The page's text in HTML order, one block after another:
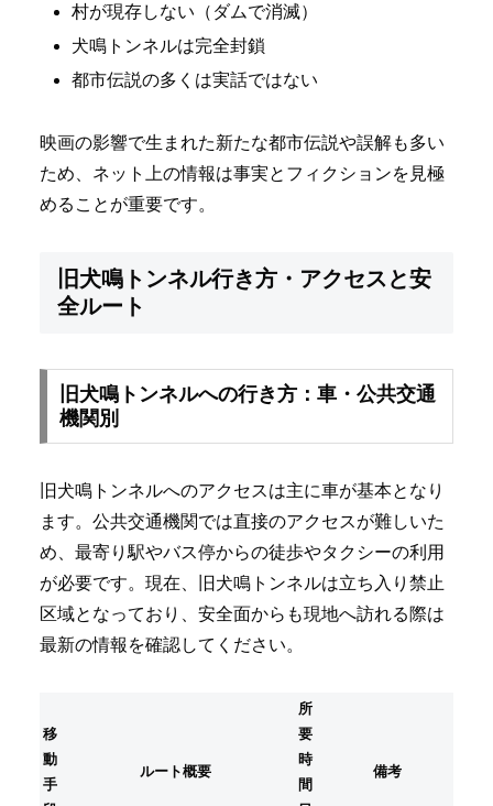
村が現存しない（ダムで消滅）
犬鳴トンネルは完全封鎖
都市伝説の多くは実話ではない
映画の影響で生まれた新たな都市伝説や誤解も多い
ため、ネット上の情報は事実とフィクションを見極
めることが重要です。
旧犬鳴トンネル行き方・アクセスと安
全ルート
旧犬鳴トンネルへの行き方：車・公共交通
機関別
旧犬鳴トンネルへのアクセスは主に車が基本となり
ます。公共交通機関では直接のアクセスが難しいた
め、最寄り駅やバス停からの徒歩やタクシーの利用
が必要です。現在、旧犬鳴トンネルは立ち入り禁止
区域となっており、安全面からも現地へ訪れる際は
最新の情報を確認してください。
移
動
手
ルート概要
所
要
時
間
備考